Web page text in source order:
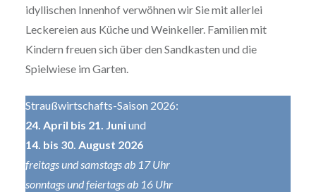
idyllischen Innenhof verwöhnen wir Sie mit allerlei
Leckereien aus Küche und Weinkeller. Familien mit
Kindern freuen sich über den Sandkasten und die
Spielwiese im Garten.
Straußwirtschafts-Saison 2026:
24. April bis 21. Juniund
14. bis 30. August 2026
freitags und samstags ab 17 Uhr
sonntags und feiertags ab 16 Uhr